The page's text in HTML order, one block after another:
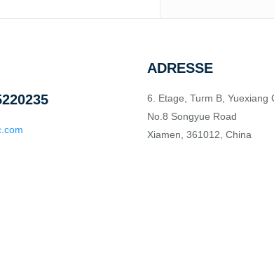
ADRESSE
6. Etage, Turm B, Yuexiang
No.8 Songyue Road
Xiamen, 361012, China